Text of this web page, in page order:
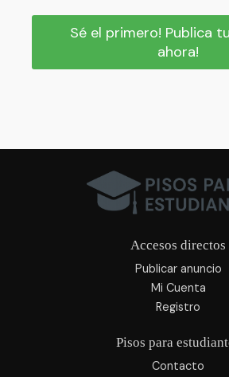
Sé el primero! Publica
ahora!
Accesos directos
Publicar anuncio
Mi Cuenta
Registro
Pisos para
Contacto